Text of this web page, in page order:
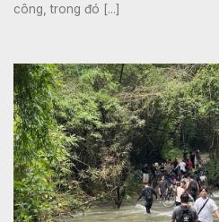
công, trong đó [...]